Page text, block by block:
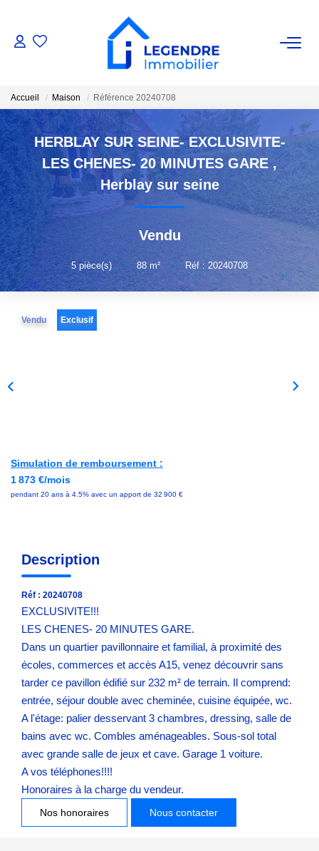
VENTE
Nos Biens Vendus
ESTIMATION
NOS AGENCES
Qui Sommes-Nous ?
Notre Équipe
CONTACT
Accueil Maison Référence 20240708
HERBLAY SUR SEINE- EXCLUSIVITE-
LES CHENES- 20 MINUTES GARE,
Herblay sur seine
Vendu
5pièce(s) • 88m² • Réf : 20240708
Vendu Exclusif
Simulation de remboursement :
1 873 €/mois
pendant 20 ans à 4.5% avec un apport de 32 900 €
Description
Réf : 20240708
EXCLUSIVITE!!!
LES CHENES- 20 MINUTES GARE.
Dans un quartier pavillonnaire et familial, à proximité des
écoles, commerces et accès A15, venez découvrir sans
tarder ce pavillon édifié sur 232 m² de terrain. Il comprend:
entrée, séjour double avec cheminée, cuisine équipée, wc.
A l'étage: palier desservant 3 chambres, dressing, salle de
bains avec wc. Combles aménageables. Sous-sol total
avec grande salle de jeux et cave. Garage 1 voiture.
A vos téléphones!!!!
Honoraires à la charge du vendeur.
Nos honoraires Nous contacter